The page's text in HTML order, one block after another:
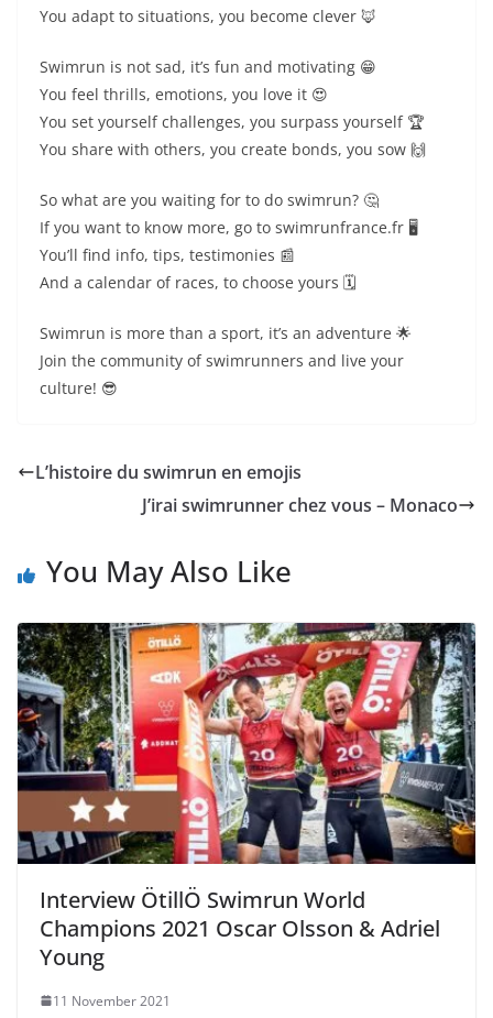
You adapt to situations, you become clever 🦊
Swimrun is not sad, it’s fun and motivating 😁
You feel thrills, emotions, you love it 😍
You set yourself challenges, you surpass yourself 🏆
You share with others, you create bonds, you sow 🙌
So what are you waiting for to do swimrun? 🤔
If you want to know more, go to swimrunfrance.fr 🖥️
You’ll find info, tips, testimonies 📰
And a calendar of races, to choose yours 🗓️
Swimrun is more than a sport, it’s an adventure 🌟
Join the community of swimrunners and live your
culture! 😎
L’histoire du swimrun en emojis
J’irai swimrunner chez vous – Monaco
You May Also Like
Interview ÖtillÖ Swimrun World
Champions 2021 Oscar Olsson & Adriel
Young
11 November 2021